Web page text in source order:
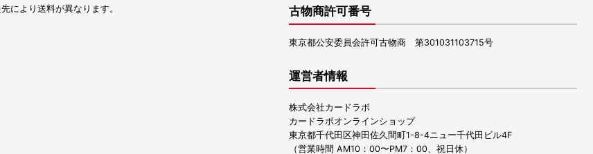
により送料が異なります。 古物商許可番号
東京都公安委員会許可古物商 第301031103715号
運営者情報
株式会社カードラボ
カードラボオンラインショップ
東京都千代田区神田佐久間町1-8-4ニュー千代田ビル4F
（営業時間 AM10：00〜PM7：00、祝日休）